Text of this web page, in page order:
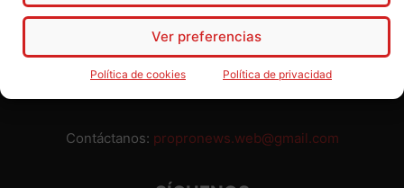
Ver preferencias
Política de cookies Política de privacidad
Usted puede colaborar con nosotros divulgando nuestro
periódico, compartiendo nuestros contenidos, sugiriendo temas
y comunicándonos cualquier injusticia o asunto de interés.
Contáctanos: propronews.web@gmail.com